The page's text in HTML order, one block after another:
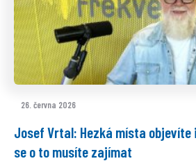
26. června 2026
Josef Vrtal: Hezká místa objevíte
se o to musíte zajímat